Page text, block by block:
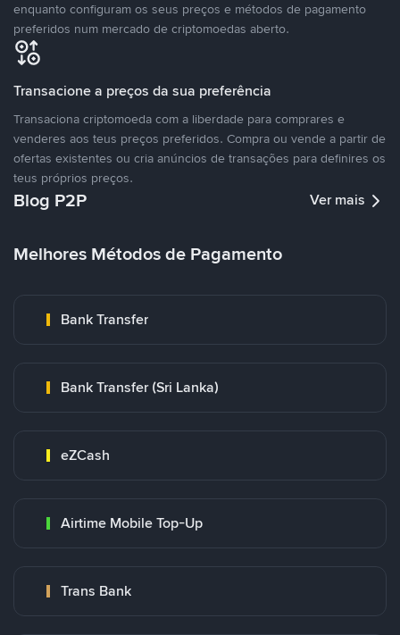
enquanto configuram os seus preços e métodos de pagamento
preferidos num mercado de criptomoedas aberto.
Transacione a preços da sua preferência
Transaciona criptomoeda com a liberdade para comprares e
venderes aos teus preços preferidos. Compra ou vende a partir de
ofertas existentes ou cria anúncios de transações para definires os
teus próprios preços.
Blog P2P Ver mais
Melhores Métodos de Pagamento
Bank Transfer
Bank Transfer (Sri Lanka)
eZCash
Airtime Mobile Top-Up
Trans Bank